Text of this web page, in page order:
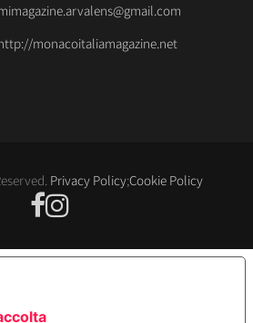
monacoitaliamagazine.net
Privacy Policy;Cookie Policy